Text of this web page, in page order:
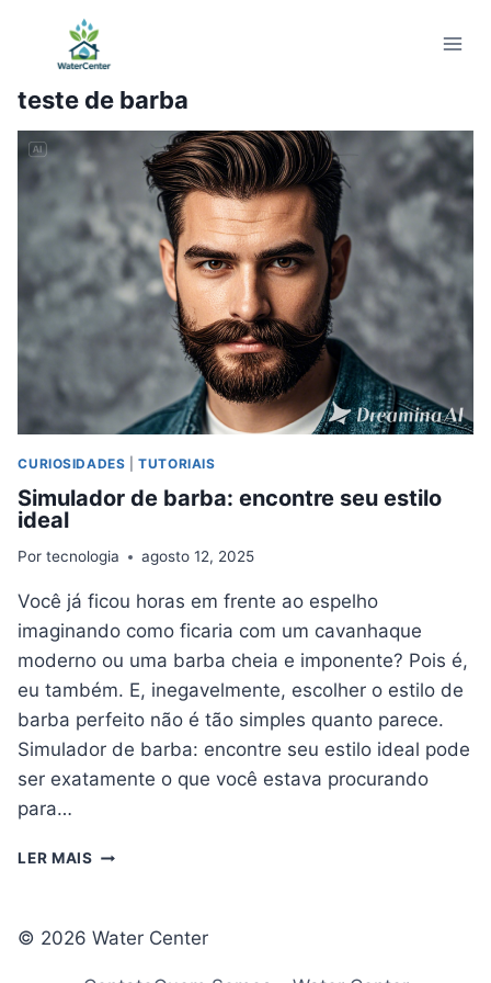
Conteúdo
teste de barba
CURIOSIDADES |TUTORIAIS
Simulador de barba: encontre seu estilo
ideal
Por tecnologia agosto 12, 2025
Você já ficou horas em frente ao espelho
imaginando como ficaria com um cavanhaque
moderno ou uma barba cheia e imponente? Pois é,
eu também. E, inegavelmente, escolher o estilo de
barba perfeito não é tão simples quanto parece.
Simulador de barba: encontre seu estilo ideal pode
ser exatamente o que você estava procurando
para…
LER MAIS SIMULADOR
SEU
© 2026 Water Center